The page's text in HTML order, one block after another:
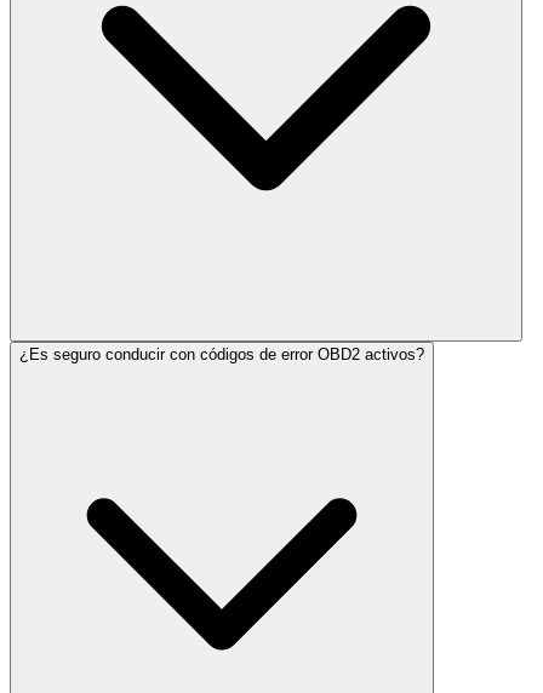
¿Es seguro conducir con códigos de error OBD2 activos?